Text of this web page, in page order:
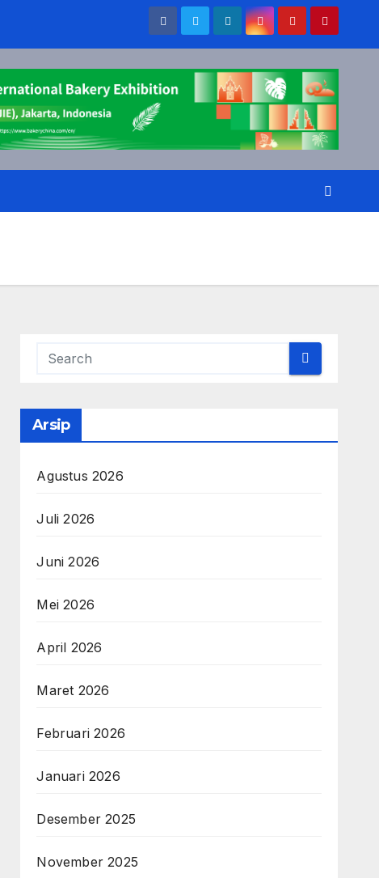
Arsip
Agustus 2026
Juli 2026
Juni 2026
Mei 2026
April 2026
Maret 2026
Februari 2026
Januari 2026
Desember 2025
November 2025